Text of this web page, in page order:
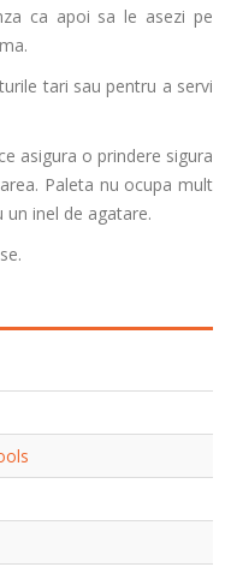
ca apoi sa le asezi pe
tari sau pentru a servi
asigura o prindere sigura
Paleta nu ocupa mult
inel de agatare.